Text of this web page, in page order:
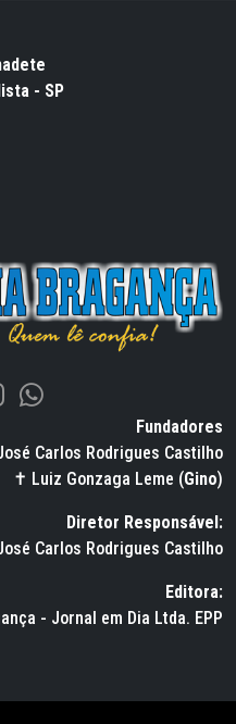
- SP
Fundadores
Carlos Rodrigues Castilho
✝ Luiz Gonzaga Leme (Gino)
Diretor Responsável:
Carlos Rodrigues Castilho
Editora:
- Jornal em Dia Ltda. EPP